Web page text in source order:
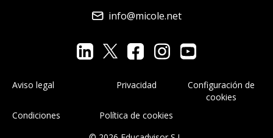
info@micole.net
Aviso legal Privacidad
Configuración de
cookies
Condiciones
Política de cookies